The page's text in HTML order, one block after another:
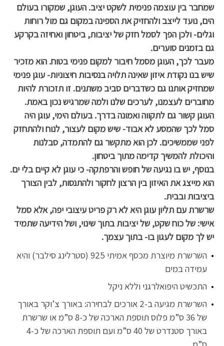
שמחבר בין עוצמה פנימית לשקט יציב. העוגן, שמקורו בעולם
הים, נועד לייצב ולהחזיק את הספינה במקום גם מול רוחות
וגלים- ולכן הפך לסמל חזק של יציבות, ביטחון ואחיזה בקרקע
גם בזמנים סוערים.
מעבר לכך, העוגן מסמל חיבור למקום פנימי בטוח. הוא מזכיר
שיש בנו נקודת איזון שאינה תלויה בנסיבות חיצוניות- עוגן פנימי
שמחזיק אותנו גם כשדברים סביב משתנים. זו תזכורת להיות
מחוברים לעצמנו, לערכים שלנו ולמה שמרגיש נכון באמת.
העוגן קשור גם לתקווה ואמונה בדרך. בעולם הימי, עוגן היה
סמל לכך שהמסע לא אבוד- שיש מקום לעצור, לנוח ולהתחזק
לפני שממשיכים. לכן הוא מתקשר גם להתמדה, סבלנות
והיכולת להמשיך קדימה מתוך ביטחון.
בנוסף, יש בו נגיעה של חופש והרפתקה- כי עוגן לא קיים בלי ים.
הוא מייצג את האיזון בין הרצון לחקור ולהתנסות, לבין הצורך
ביציבות ובבית.
שרשרת עם תליון עוגן היא לא רק פריט עיצובי יפה, אלא סמל
אישי: של כוח שקט, של יציבות בתוך שינוי, ושל הידיעה שתמיד
יש לך מקום לעגון בו- בתוך עצמך.
השרשרת מיוצרת מכסף אמיתי 925 (סטרלינג סילבר) והיא
עמידה במים
התכשיט היפואלרגני וללא ניקל
השרשרת מגיעה ב-2 אורכים לבחירה: באורך צ’וקר באורך
של 36 ס”מ פלוס תוספת הארכה של כ-8 ס”מ או שרשרת
באורך סטנדרט של 40 ס”מ ועם תוספת הארכה של כ-4